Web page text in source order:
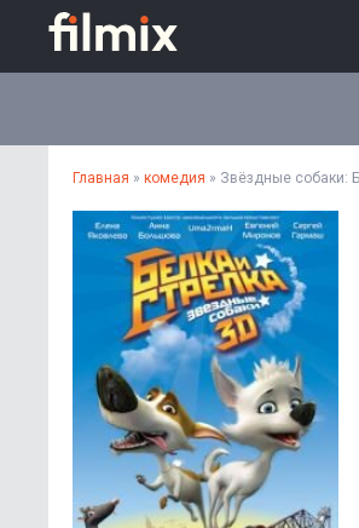
Главная » комедия » Звёздные собаки: